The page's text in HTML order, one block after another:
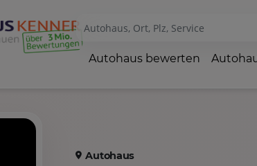
Autohaus bewerten
Autohaus